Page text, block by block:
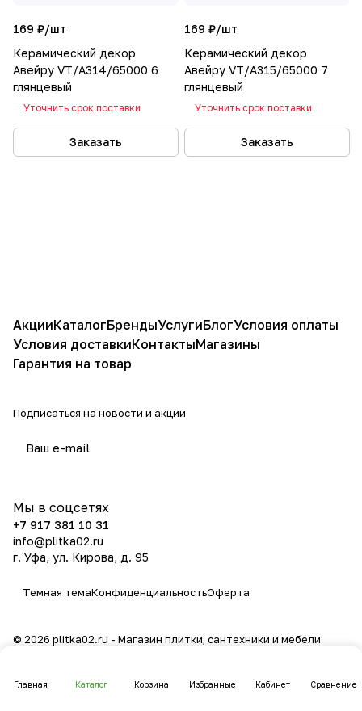
169 ₽/шт
Керамический декор
Авейру VT/A314/65000 6
глянцевый
Уточнить срок поставки
Заказать
169 ₽/шт
Керамический декор
Авейру VT/A315/65000 7
глянцевый
Уточнить срок поставки
Заказать
Главная Каталог Корзина Избранные Кабинет Сравнение
АкцииКаталогБрендыУслугиБлогУсловия оплаты
Условия доставкиКонтактыМагазины
Гарантия на товар
Подписаться на новости и акции
Мы в соцсетях
+7 917 381 10 31
info@plitka02.ru
г. Уфа, ул. Кирова, д. 95
Темная темаКонфиденциальностьОферта
© 2026 plitka02.ru - Магазин плитки, сантехники и мебели